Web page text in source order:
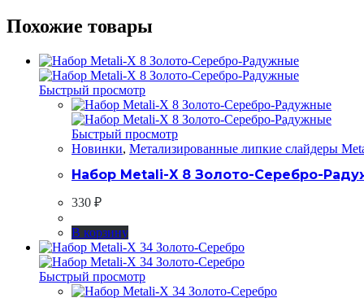
Похожие товары
Быстрый просмотр
Быстрый просмотр
Новинки, Метализированные липкие слайдеры
Набор Metali-X 8 Золото-Серебро-
330 ₽
В корзину
Быстрый просмотр